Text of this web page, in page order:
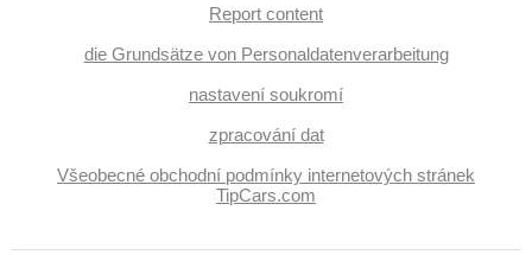
Report content
die Grundsätze von Personaldatenverarbeitung
nastavení soukromí
zpracování dat
Všeobecné obchodní podmínky internetových stránek
TipCars.com